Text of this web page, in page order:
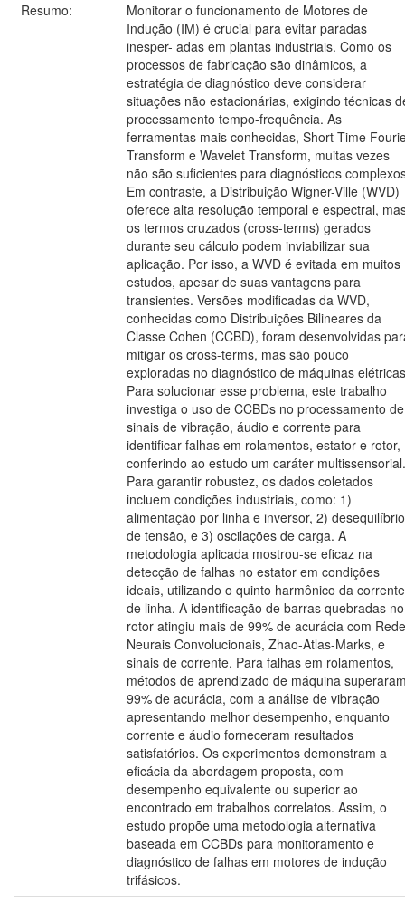
Resumo:
Monitorar o funcionamento de Motores de
Indução (IM) é crucial para evitar paradas
inesper- adas em plantas industriais. Como os
processos de fabricação são dinâmicos, a
estratégia de diagnóstico deve considerar
situações não estacionárias, exigindo técnicas
processamento tempo-frequência. As
ferramentas mais conhecidas, Short-Time
Transform e Wavelet Transform, muitas vezes
não são suficientes para diagnósticos
Em contraste, a Distribuição Wigner-Ville (WVD)
oferece alta resolução temporal e espectral,
os termos cruzados (cross-terms) gerados
durante seu cálculo podem inviabilizar sua
aplicação. Por isso, a WVD é evitada em muitos
estudos, apesar de suas vantagens para
transientes. Versões modificadas da WVD,
conhecidas como Distribuições Bilineares da
Classe Cohen (CCBD), foram desenvolvidas
mitigar os cross-terms, mas são pouco
exploradas no diagnóstico de máquinas
Para solucionar esse problema, este trabalho
investiga o uso de CCBDs no processamento de
sinais de vibração, áudio e corrente para
identificar falhas em rolamentos, estator e rotor,
conferindo ao estudo um caráter multissensorial.
Para garantir robustez, os dados coletados
incluem condições industriais, como: 1)
alimentação por linha e inversor, 2)
de tensão, e 3) oscilações de carga. A
metodologia aplicada mostrou-se eficaz na
detecção de falhas no estator em condições
ideais, utilizando o quinto harmônico da corrente
de linha. A identificação de barras quebradas no
rotor atingiu mais de 99% de acurácia com
Neurais Convolucionais, Zhao-Atlas-Marks, e
sinais de corrente. Para falhas em rolamentos,
métodos de aprendizado de máquina
99% de acurácia, com a análise de vibração
apresentando melhor desempenho, enquanto
corrente e áudio forneceram resultados
satisfatórios. Os experimentos demonstram a
eficácia da abordagem proposta, com
desempenho equivalente ou superior ao
encontrado em trabalhos correlatos. Assim, o
estudo propõe uma metodologia alternativa
baseada em CCBDs para monitoramento e
diagnóstico de falhas em motores de indução
trifásicos.